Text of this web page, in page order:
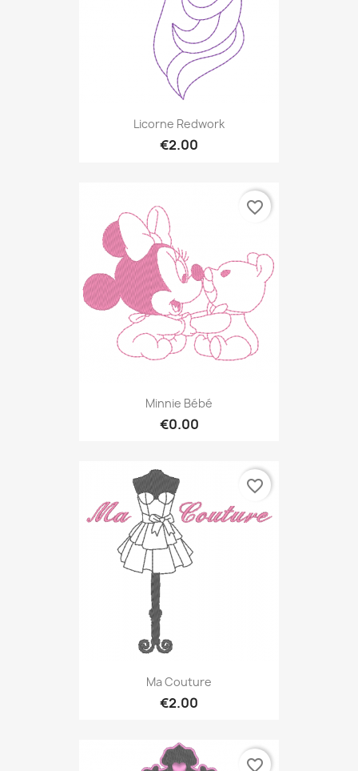
Licorne Redwork
€2.00
Minnie Bébé
€0.00
favorite_border
Ma Couture
€2.00
favorite_border
favorite_border